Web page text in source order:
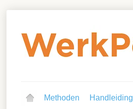
Methoden Handleiding